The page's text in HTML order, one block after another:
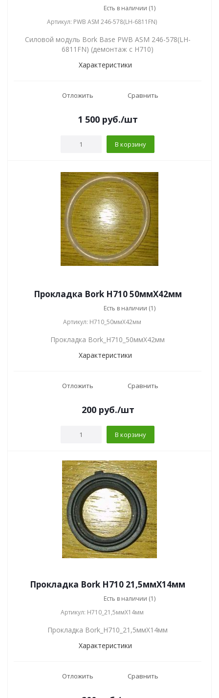
Есть в наличии (1)
Артикул: PWB ASM 246-578(LH-6811FN)
Силовой модуль Bork Base PWB ASM 246-578(LH-
6811FN) (демонтаж с H710)
Характеристики
Отложить Сравнить
1 500 руб./шт
В корзину
Прокладка Bork H710 50ммХ42мм
Есть в наличии (1)
Артикул: H710_50ммХ42мм
Прокладка Bork_H710_50ммХ42мм
Характеристики
Отложить Сравнить
200руб./шт
В корзину
Прокладка Bork H710 21,5ммХ14мм
Есть в наличии (1)
Артикул: H710_21,5ммХ14мм
Прокладка Bork_H710_21,5ммХ14мм
Характеристики
Отложить Сравнить